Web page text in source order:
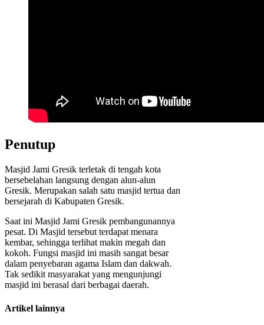
Penutup
Masjid Jami Gresik terletak di tengah kota
bersebelahan langsung dengan alun-alun
Gresik. Merupakan salah satu masjid tertua dan
bersejarah di Kabupaten Gresik.
Saat ini Masjid Jami Gresik pembangunannya
pesat. Di Masjid tersebut terdapat menara
kembar, sehingga terlihat makin megah dan
kokoh. Fungsi masjid ini masih sangat besar
dalam penyebaran agama Islam dan dakwah.
Tak sedikit masyarakat yang mengunjungi
masjid ini berasal dari berbagai daerah.
Artikel lainnya